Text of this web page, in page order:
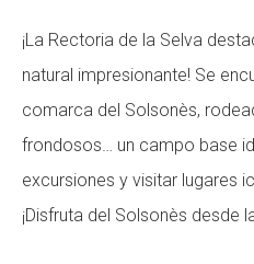
¡La Rectoria de la Selva
natural impresionante! Se
comarca del Solsonès,
frondosos… un campo base
excursiones y visitar lugares
¡Disfruta del Solsonès desde